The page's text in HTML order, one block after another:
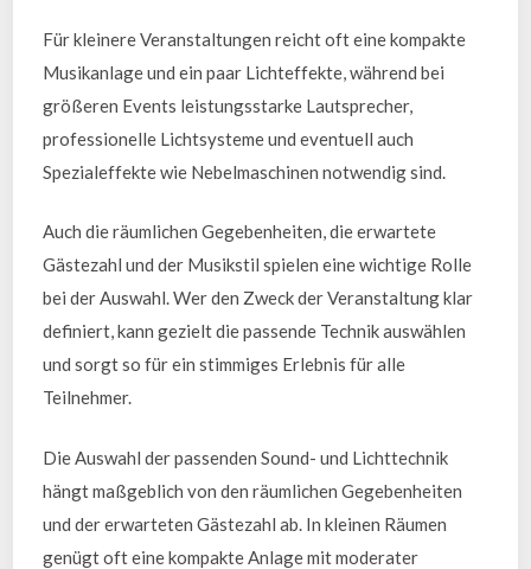
Für kleinere Veranstaltungen reicht oft eine kompakte
Musikanlage und ein paar Lichteffekte, während bei
größeren Events leistungsstarke Lautsprecher,
professionelle Lichtsysteme und eventuell auch
Spezialeffekte wie Nebelmaschinen notwendig sind.
Auch die räumlichen Gegebenheiten, die erwartete
Gästezahl und der Musikstil spielen eine wichtige Rolle
bei der Auswahl. Wer den Zweck der Veranstaltung klar
definiert, kann gezielt die passende Technik auswählen
und sorgt so für ein stimmiges Erlebnis für alle
Teilnehmer.
Die Auswahl der passenden Sound- und Lichttechnik
hängt maßgeblich von den räumlichen Gegebenheiten
und der erwarteten Gästezahl ab. In kleinen Räumen
genügt oft eine kompakte Anlage mit moderater